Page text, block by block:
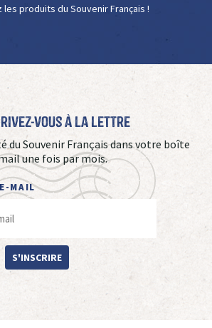
les produits du Souvenir Français !
vous à La Lettre
du Souvenir Français dans votre boîte
une fois par mois.
MAIL
S'INSCRIRE